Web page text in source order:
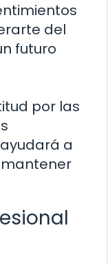
del
futuro
por las
a